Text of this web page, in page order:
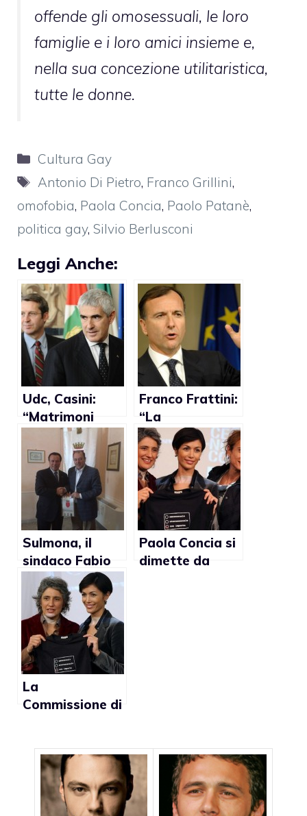
offende gli omosessuali, le loro
famiglie e i loro amici insieme e,
nella sua concezione utilitaristica,
tutte le donne.
Categorie
Cultura Gay
Tag
Antonio Di Pietro, Franco Grillini,
omofobia, Paola Concia, Paolo Patanè,
politica gay, Silvio Berlusconi
Leggi Anche:
Udc, Casini:
“Matrimoni
gay? Incivili”
Franco Frattini:
“La
Costituzione
non
permetterebbe
i matrimoni
gay”
Sulmona, il
sindaco Fabio
Federico: “I
gay?
Un’aberrazione
genetica”
Paola Concia si
dimette da
La
Commissione di
la proposta di
legge
sull’omofobia